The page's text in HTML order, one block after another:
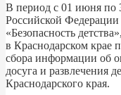
В период с 01 июня по
Российской
«Безопасность
в Краснодарском крае
сбора информации об
досуга и развлечения
Краснодарского края.